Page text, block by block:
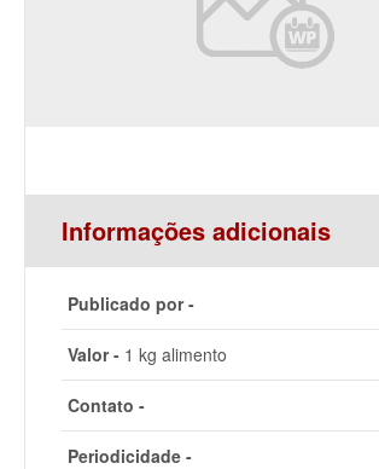
Informações adicionais
Publicado por -
Valor - 1 kg alimento
Contato -
Periodicidade -